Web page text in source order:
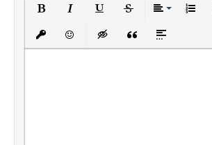
Полужирный
Курсив
Вставить защищенную ссылку
Вставить смайлик
Вставка скрытого
Вставка